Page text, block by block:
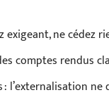
exigeant, ne cédez
comptes rendus
: l’externalisation